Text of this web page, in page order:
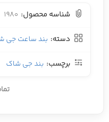
شناسه محصول: 1980
دسته: بند ساعت جی
برچسب: بند جی شاک